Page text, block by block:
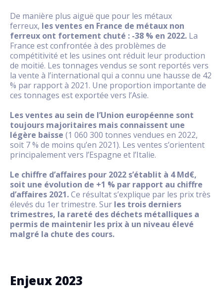
De manière plus aiguë que pour les métaux
ferreux, les ventes en France de métaux non
ferreux ont fortement chuté : -38 % en 2022. La
France est confrontée à des problèmes de
compétitivité et les usines ont réduit leur production
de moitié. Les tonnages vendus se sont reportés vers
la vente à l’international qui a connu une hausse de 42
% par rapport à 2021. Une proportion importante de
ces tonnages est exportée vers l’Asie.
Les ventes au sein de l’Union européenne sont
toujours majoritaires mais connaissent une
légère baisse (1 060 300 tonnes vendues en 2022,
soit 7 % de moins qu’en 2021). Les ventes s’orientent
principalement vers l’Espagne et l’Italie.
Le chiffre d’affaires pour 2022 s’établit à 4 Md€,
soit une évolution de +1 % par rapport au chiffre
d’affaires 2021.Ce résultat s’explique par les prix très
élevés du 1er trimestre. Sur les trois derniers
trimestres, la rareté des déchets métalliques a
permis de maintenir les prix à un niveau élevé
malgré la chute des cours.
Enjeux 2023